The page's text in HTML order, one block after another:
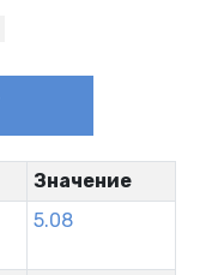
Значение
5.08